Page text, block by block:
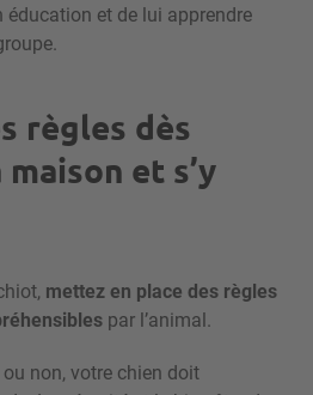
éducation et de lui apprendre
règles dès
maison et s’y
mettez en place des règles
par l’animal.
non, votre chien doit